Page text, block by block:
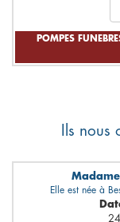
POMPES
Ils
Elle est née à